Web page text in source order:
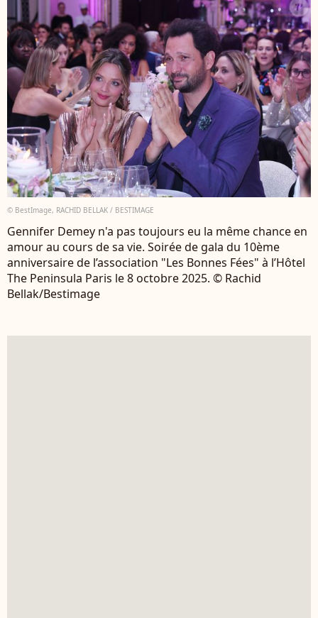
© BestImage, RACHID BELLAK / BESTIMAGE
Gennifer Demey n'a pas toujours eu la même chance en
amour au cours de sa vie. Soirée de gala du 10ème
anniversaire de l’association "Les Bonnes Fées" à l’Hôtel
The Peninsula Paris le 8 octobre 2025. © Rachid
Bellak/Bestimage